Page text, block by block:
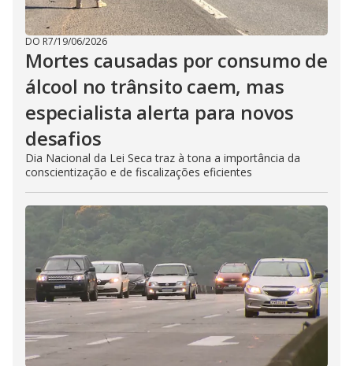
DO R7/19/06/2026
Mortes causadas por consumo de
álcool no trânsito caem, mas
especialista alerta para novos
desafios
Dia Nacional da Lei Seca traz à tona a importância da
conscientização e de fiscalizações eficientes